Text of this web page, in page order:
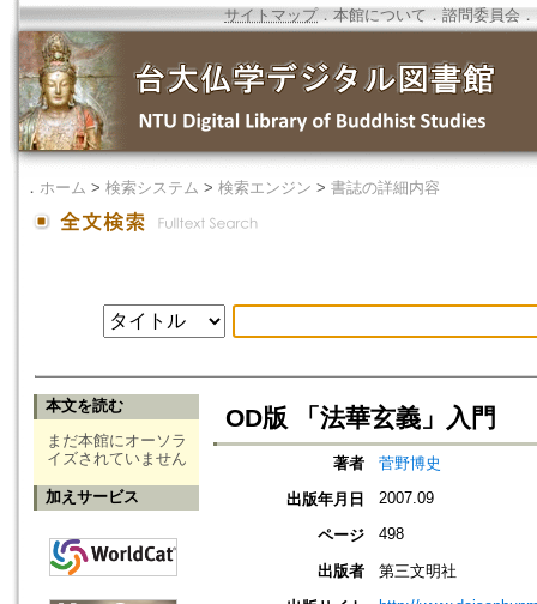
サイトマップ．本館について ． 諮問委員会 ．
． ホーム > 検索システム > 検索エンジン > 書誌の詳細内容
本文を読む
まだ本館にオーソラ
イズされていません
加えサービス
OD版 「法華玄義」入門
著者
菅野博史
出版年月日
2007.09
ページ 498
出版者
第三文明社